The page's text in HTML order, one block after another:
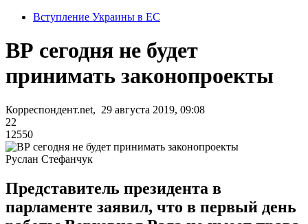
Вступление Украины в ЕС
ВР сегодня не будет
принимать законопроекты
Корреспондент.net, 29 августа 2019, 09:08
22
12550
Руслан Стефанчук
Представитель президента в
парламенте заявил, что в первый день